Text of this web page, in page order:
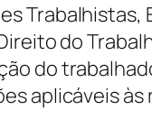
do
do
aplicáveis